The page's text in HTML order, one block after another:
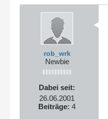
rob_wrk
Newbie
Dabei seit:
26.06.2001
Beiträge: 4